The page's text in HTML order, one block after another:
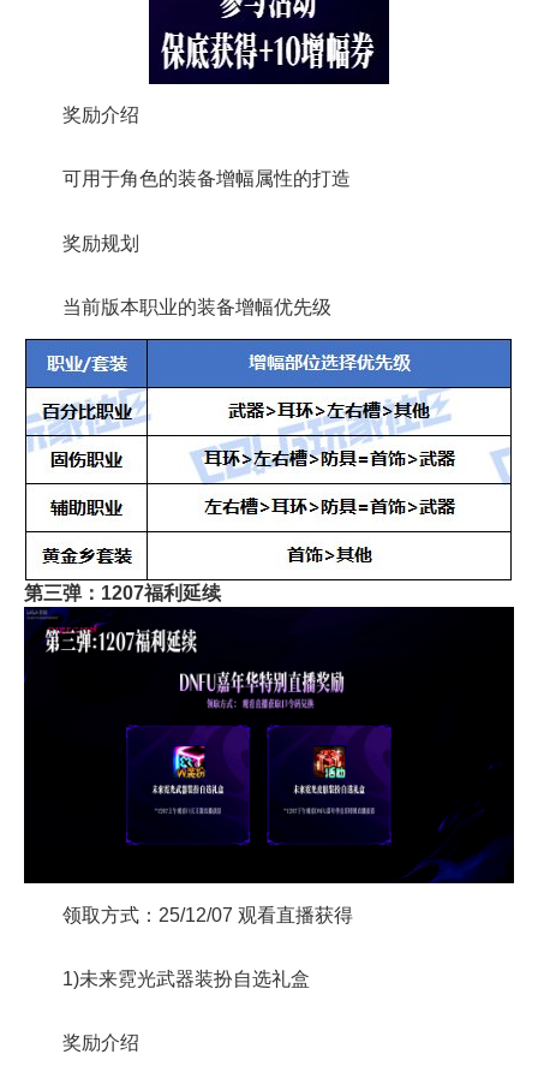
奖励介绍
可用于角色的装备增幅属性的打造
奖励规划
当前版本职业的装备增幅优先级
第三弹：1207福利延续
领取方式：25/12/07 观看直播获得
1)未来霓光武器装扮自选礼盒
奖励介绍